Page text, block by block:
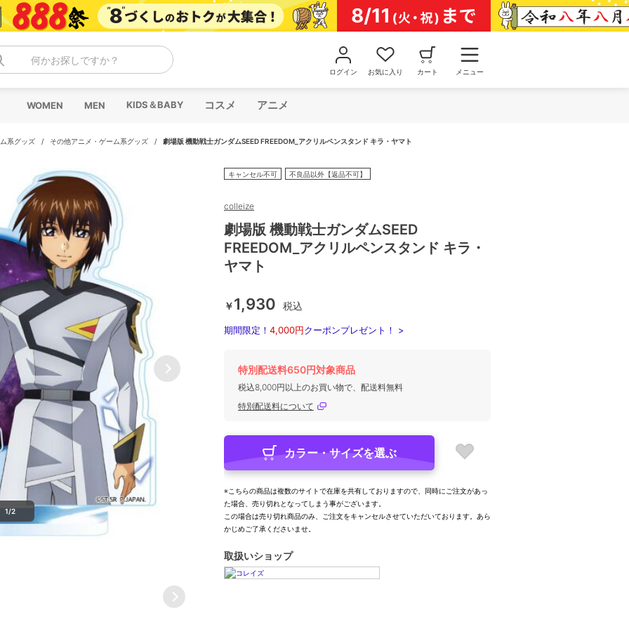
何かお探しですか？
ログイン お気に入り カート メニュー
WOMEN MEN KIDS＆BABY コスメ アニメ
系グッズ / その他アニメ・ゲーム系グッズ / 劇場版 機動戦士ガンダムSEED FREEDOM_アクリルペンスタンド キラ・ヤマト
1/2
キャンセル不可 不良品以外【返品不可】
colleize
劇場版 機動戦士ガンダムSEED
FREEDOM_アクリルペンスタンド キラ・
ヤマト
￥1,930 税込
期間限定！ 4,000円クーポンプレゼント！ >
特別配送料650円対象商品
税込8,000円以上のお買い物で、配送料無料
特別配送料について
カラー・サイズを選ぶ
※こちらの商品は複数のサイトで在庫を共有しておりますので、同時にご注文があっ
た場合、売り切れとなってしまう事がございます。
この場合は売り切れ商品のみ、ご注文をキャンセルさせていただいております。あら
かじめご了承くださいませ。
取扱いショップ